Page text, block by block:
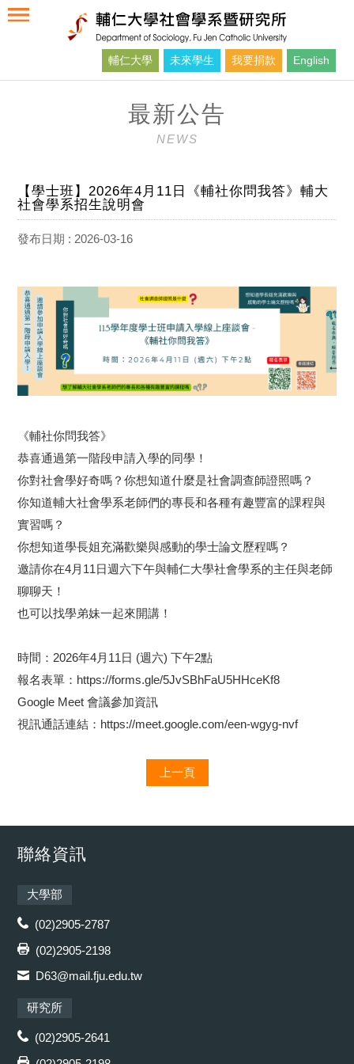
輔仁大學 未來學生 我要捐款 English
最新公告
NEWS
【學士班】2026年4月11日《輔社你問我答》輔大
社會學系招生說明會
發布日期 : 2026-03-16
《輔社你問我答》
恭喜通過第一階段申請入學的同學！
你對社會學好奇嗎？你想知道什麼是社會調查師證照嗎？
你知道輔大社會學系老師們的專長和各種有趣豐富的課程與
實習嗎？
你想知道學長姐充滿歡樂與感動的學士論文歷程嗎？
邀請你在4月11日週六下午與輔仁大學社會學系的主任與老師
聊聊天！
也可以找學弟妹一起來開講！
時間：2026年4月11日 (週六) 下午2點
報名表單： https://forms.gle/5JvSBhFaU5HHceKf8
Google Meet 會議參加資訊
視訊通話連結： https://meet.google.com/een-wgyg-nvf
上一頁
聯絡資訊
大學部
(02)2905-2787
(02)2905-2198
D63@mail.fju.edu.tw
研究所
(02)2905-2641